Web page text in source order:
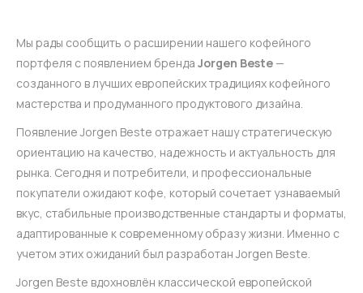
Мы рады сообщить о расширении нашего кофейного
портфеля с появлением бренда Jorgen Beste —
созданного в лучших европейских традициях кофейного
мастерства и продуманного продуктового дизайна.
Появление Jorgen Beste отражает нашу стратегическую
ориентацию на качество, надежность и актуальность для
рынка. Сегодня и потребители, и профессиональные
покупатели ожидают кофе, который сочетает узнаваемый
вкус, стабильные производственные стандарты и форматы,
адаптированные к современному образу жизни. Именно с
учетом этих ожиданий был разработан Jorgen Beste.
Jorgen Beste вдохновлён классической европейской